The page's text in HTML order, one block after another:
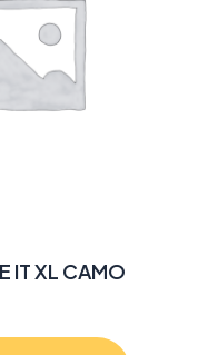
IT XL CAMO